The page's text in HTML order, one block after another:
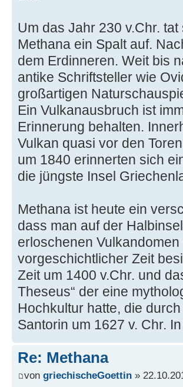
Um das Jahr 230 v.Chr.
Methana ein Spalt auf.
dem Erdinneren. Weit bis
antike Schriftsteller wie
großartigen
Ein Vulkanausbruch ist
Erinnerung behalten.
Vulkan quasi vor den
um 1840 erinnerten sich
die jüngste Insel
Methana ist heute ein
dass man auf der
erloschenen
vorgeschichtlicher Zeit
Zeit um 1400 v.Chr. und
Theseus“ der eine
Hochkultur hatte, die
Santorin um 1627 v. Chr.
Re: Methana
von griechischeGoettin »